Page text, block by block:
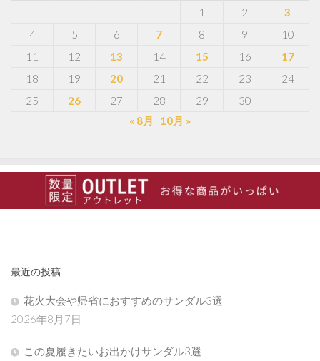
1
2
3
4
5 6 7 8 9
10
11
12 13 14 15 16
17
18
19 20 21 22 23
24
25
26 27 28 29
30
« 8月
10月 »
最近の投稿
花火大会や帰省におすすめのサンダル3選
2026年8月7日
この夏履きたいお出かけサンダル3選